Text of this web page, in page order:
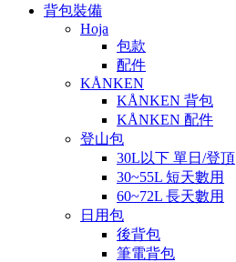
背包裝備
Hoja
包款
配件
KÅNKEN
KÅNKEN 背包
KÅNKEN 配件
登山包
30L以下 單日/登頂
30~55L 短天數用
60~72L 長天數用
日用包
後背包
筆電背包